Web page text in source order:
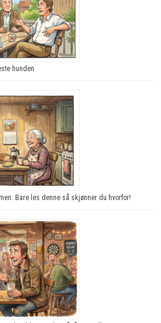
hunden
Bare les denne så skjønner du hvorfor!